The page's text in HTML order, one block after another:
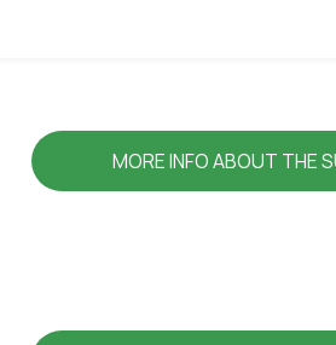
MORE INFO ABOUT THE